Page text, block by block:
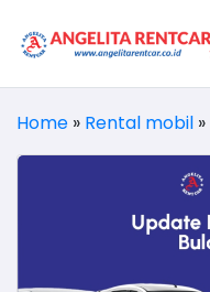
Home » Rental mobil »